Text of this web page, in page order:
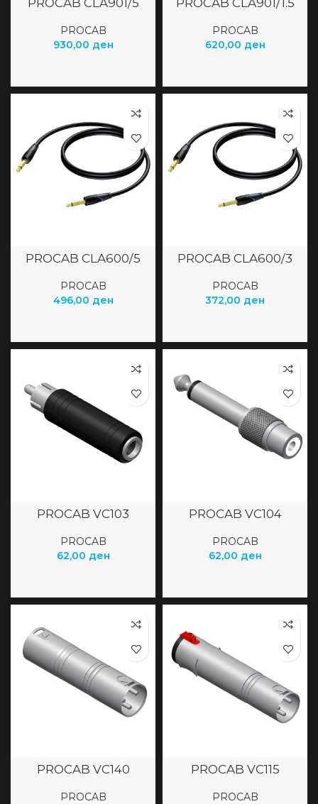
PROCAB CLA901/5
PROCAB
930,00 ден
PROCAB CLA901/1.5
PROCAB
620,00 ден
PROCAB CLA600/5
PROCAB
496,00 ден
PROCAB CLA600/3
PROCAB
372,00 ден
PROCAB VC103
PROCAB
62,00 ден
PROCAB VC104
PROCAB
62,00 ден
PROCAB VC140
PROCAB
PROCAB VC115
PROCAB